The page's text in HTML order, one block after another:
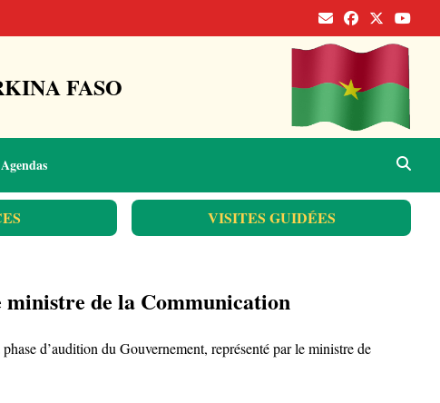
FASO
Agendas
VISITES GUIDÉES
ministre de la Communication
d’audition du Gouvernement, représenté par le ministre de